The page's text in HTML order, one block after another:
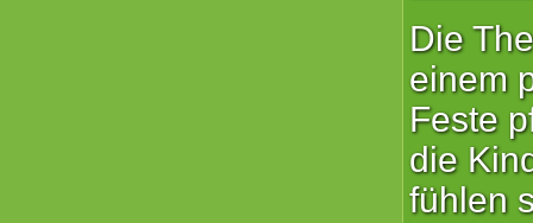
Die
einem
Feste
die
fühlen